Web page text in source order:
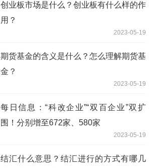
创业板市场是什么？创业板有什么样的作
用？
2023-05-19
期货基金的含义是什么？怎么理解期货基
金？
2023-05-19
每日信息：“科改企业”“双百企业”双扩
围！分别增至672家、580家
2023-05-19
结汇什么意思？结汇进行的方式有哪几